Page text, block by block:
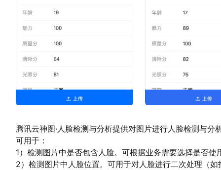
腾讯云神图·人脸检测与分析提供对图片进行人脸检测与分
可用于：
1）检测图片中是否包含人脸。可根据业务需要选择是否使
2）检测图片中人脸位置。可用于对人脸进行二次处理（如